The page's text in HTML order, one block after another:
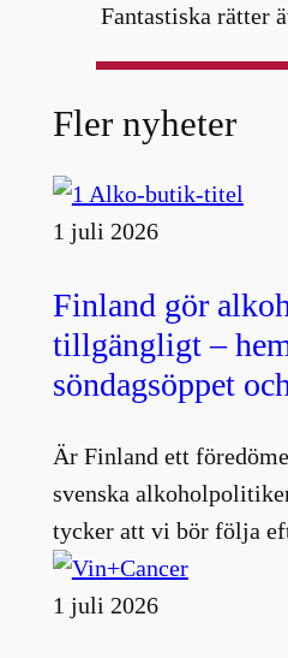
Fantastiska rätter
Fler nyheter
1 juli 2026
Finland gör
tillgängligt –
söndagsöppet
Är Finland ett
svenska
tycker att vi bör följa
1 juli 2026